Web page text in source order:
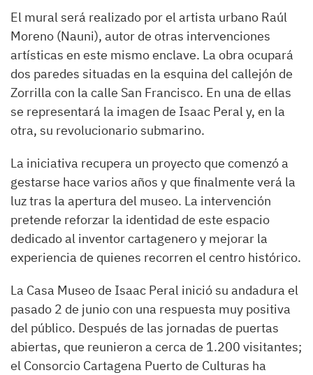
El mural será realizado por el artista urbano Raúl
Moreno (Nauni), autor de otras intervenciones
artísticas en este mismo enclave. La obra ocupará
dos paredes situadas en la esquina del callejón de
Zorrilla con la calle San Francisco. En una de ellas
se representará la imagen de Isaac Peral y, en la
otra, su revolucionario submarino.
La iniciativa recupera un proyecto que comenzó a
gestarse hace varios años y que finalmente verá la
luz tras la apertura del museo. La intervención
pretende reforzar la identidad de este espacio
dedicado al inventor cartagenero y mejorar la
experiencia de quienes recorren el centro histórico.
La Casa Museo de Isaac Peral inició su andadura el
pasado 2 de junio con una respuesta muy positiva
del público. Después de las jornadas de puertas
abiertas, que reunieron a cerca de 1.200 visitantes;
el Consorcio Cartagena Puerto de Culturas ha